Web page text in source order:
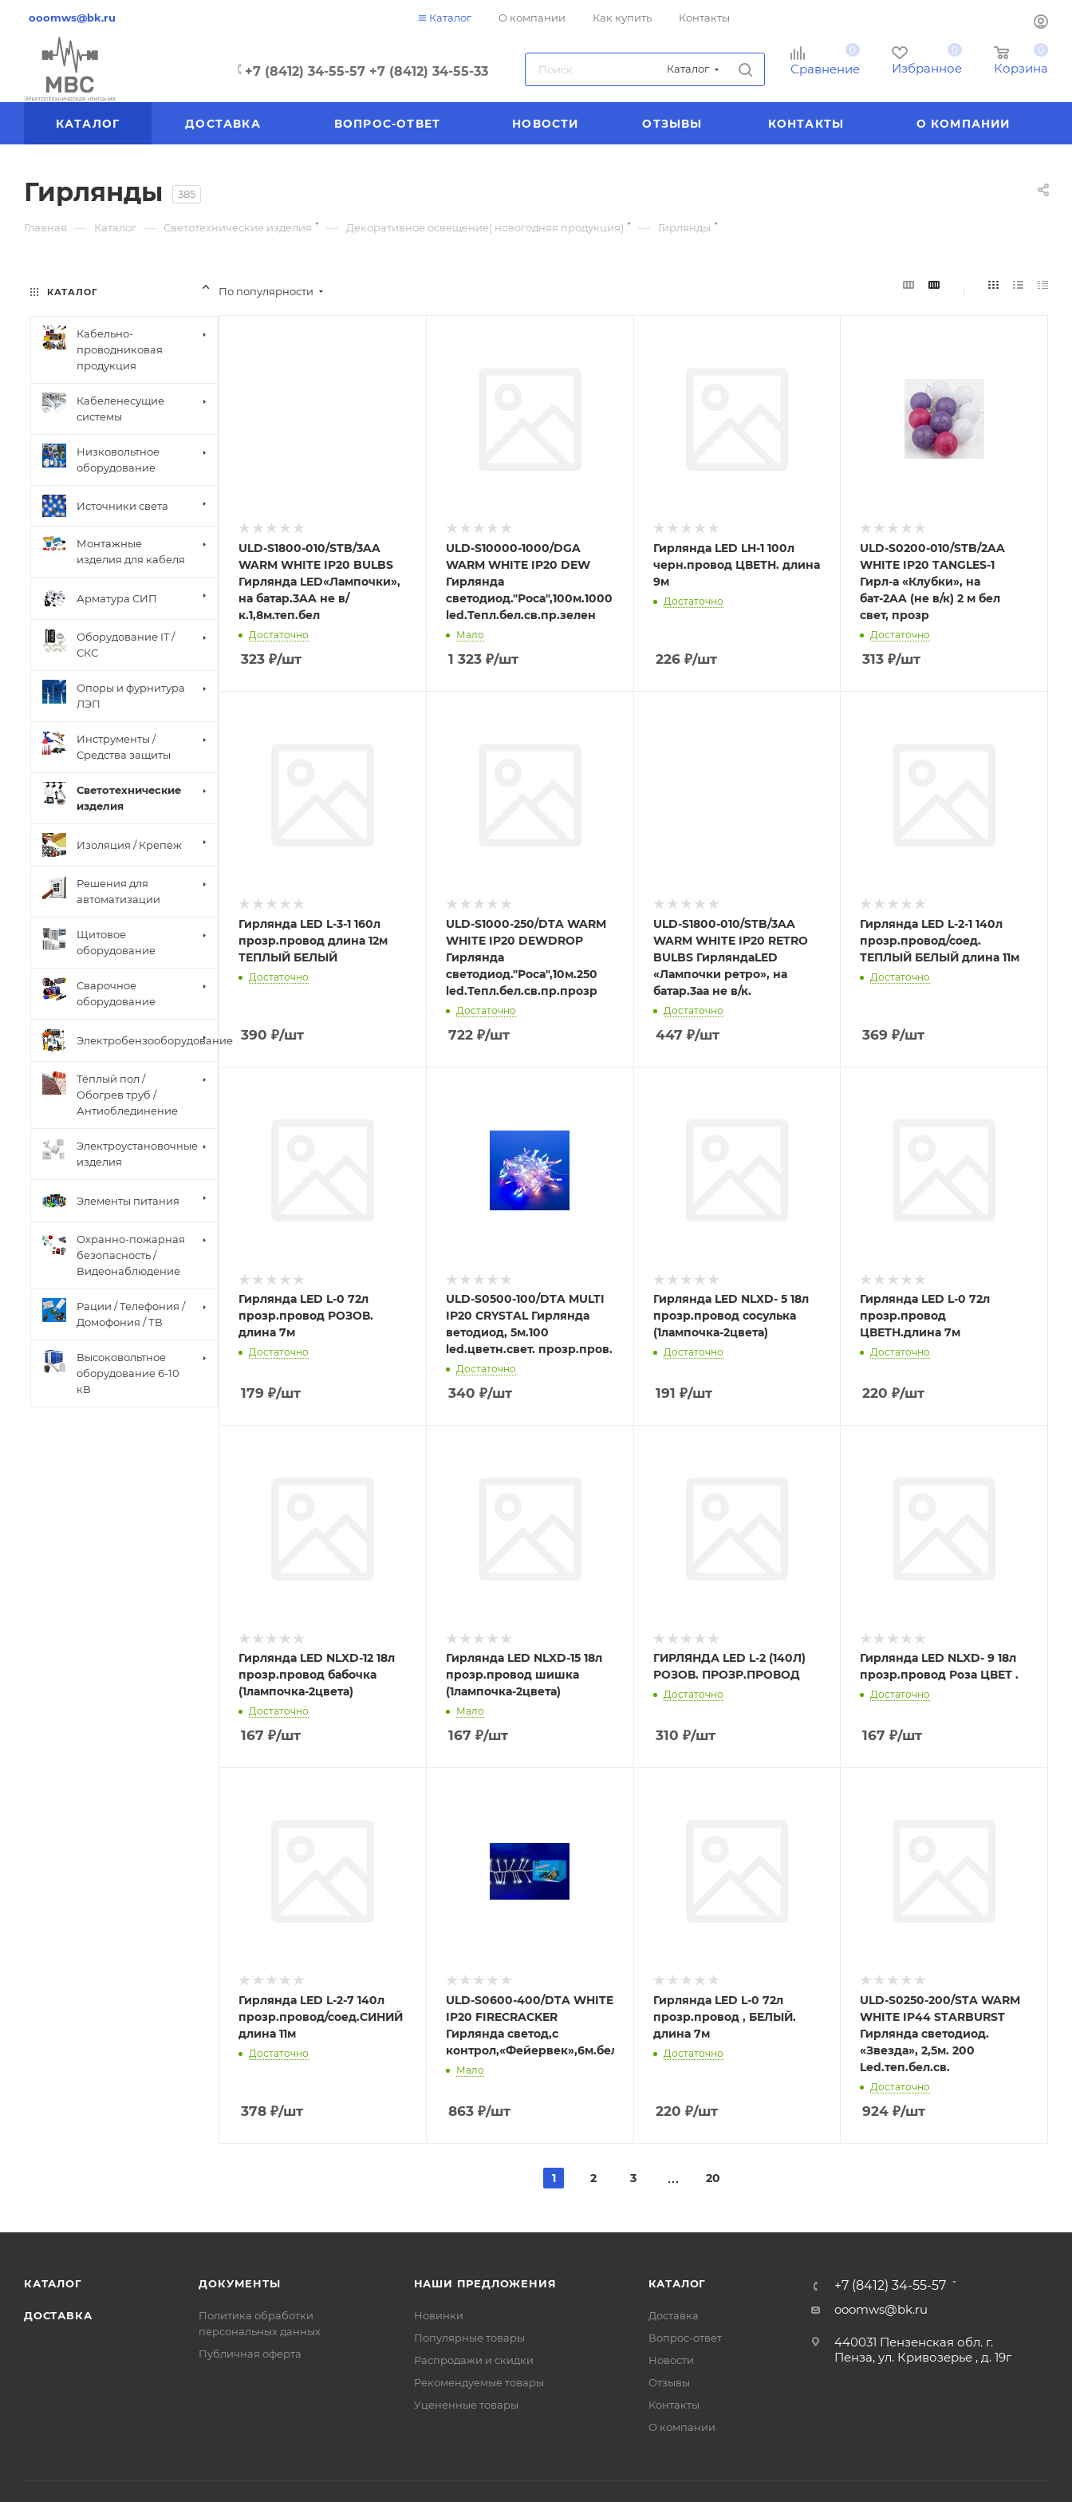
ooomws@bk.ru Каталог О компании Как купить Контакты
+7 (8412) 34-55-57 +7 (8412) 34-55-33 Каталог
0
Сравнение
0
Избранное
0
Корзина
КАТАЛОГ ДОСТАВКА ВОПРОС-ОТВЕТ НОВОСТИ ОТЗЫВЫ КОНТАКТЫ О КОМПАНИИ
Гирлянды 385
Главная — Каталог — Светотехнические изделия — Декоративное освещение( новогодняя продукция) — Гирлянды
По популярности
ULD-S1800-010/STB/3AA
WARM WHITE IP20 BULBS
Гирлянда LED«Лампочки»,
на батар.3AA не в/
к.1,8м.теп.бел
Достаточно
323 ₽/шт
ULD-S10000-1000/DGA
WARM WHITE IP20 DEW
Гирлянда
светодиод."Роса",100м.1000
led.Тепл.бел.св.пр.зелен
Мало
1 323₽/шт
Гирлянда LED LH-1 100л
черн.провод ЦВЕТН. длина
9м
Достаточно
226₽/шт
ULD-S0200-010/STB/2AA
WHITE IP20 TANGLES-1
Гирл-а «Клубки», на
бат-2AA (не в/к) 2 м бел
свет, прозр
Достаточно
313 ₽/шт
Гирлянда LED L-3-1 160л
прозр.провод длина 12м
ТЕПЛЫЙ БЕЛЫЙ
Достаточно
390 ₽/шт
ULD-S1000-250/DTA WARM
WHITE IP20 DEWDROP
Гирлянда
светодиод."Роса",10м.250
led.Тепл.бел.св.пр.прозр
Достаточно
722₽/шт
ULD-S1800-010/STB/3AA
WARM WHITE IP20 RETRO
BULBS ГирляндаLED
«Лампочки ретро», на
батар.3аа не в/к.
Достаточно
447 ₽/шт
Гирлянда LED L-2-1 140л
прозр.провод/соед.
ТЕПЛЫЙ БЕЛЫЙ длина 11м
Достаточно
369 ₽/шт
Гирлянда LED L-0 72л
прозр.провод РОЗОВ.
длина 7м
Достаточно
179 ₽/шт
ULD-S0500-100/DTA MULTI
IP20 CRYSTAL Гирлянда
ветодиод, 5м.100
led.цветн.свет. прозр.пров.
Достаточно
340 ₽/шт
Гирлянда LED NLXD- 5 18л
прозр.провод сосулька
(1лампочка-2цвета)
Достаточно
191 ₽/шт
Гирлянда LED L-0 72л
прозр.провод
ЦВЕТН.длина 7м
Достаточно
220 ₽/шт
Гирлянда LED NLXD-12 18л
прозр.провод бабочка
(1лампочка-2цвета)
Достаточно
167 ₽/шт
Гирлянда LED NLXD-15 18л
прозр.провод шишка
(1лампочка-2цвета)
Мало
167 ₽/шт
ГИРЛЯНДА LED L-2 (140Л)
РОЗОВ. ПРОЗР.ПРОВОД
Достаточно
310 ₽/шт
Гирлянда LED NLXD- 9 18л
прозр.провод Роза ЦВЕТ .
Достаточно
167 ₽/шт
Гирлянда LED L-2-7 140л
прозр.провод/соед.СИНИЙ
длина 11м
Достаточно
378 ₽/шт
ULD-S0600-400/DTA WHITE
IP20 FIRECRACKER
Гирлянда светод,с
контрол,«Фейервек»,6м.бел..проз.пров.
Мало
863₽/шт
Гирлянда LED L-0 72л
прозр.провод , БЕЛЫЙ.
длина 7м
Достаточно
220 ₽/шт
ULD-S0250-200/STA WARM
WHITE IP44 STARBURST
Гирлянда светодиод.
«Звезда», 2,5м. 200
Led.теп.бел.св.
Достаточно
924 ₽/шт
1 2 3 20
КАТАЛОГ
Кабельно-
проводниковая
продукция
Кабеленесущие
системы
Низковольтное
оборудование
Источники света
Монтажные
изделия для кабеля
Арматура СИП
Оборудование IT /
СКС
Опоры и фурнитура
ЛЭП
Инструменты /
Средства защиты
Светотехнические
изделия
Изоляция / Крепеж
Решения для
автоматизации
Щитовое
оборудование
Сварочное
оборудование
Электробензооборудование
Тёплый пол /
Обогрев труб /
Антиоблединение
Электроустановочные
изделия
Элементы питания
Охранно-пожарная
безопасность /
Видеонаблюдение
Рации / Телефония /
Домофония / ТВ
Высоковольтное
оборудование 6-10
кВ
КАТАЛОГ
ДОСТАВКА
ДОКУМЕНТЫ
Политика обработки
персональных данных
Публичная оферта
НАШИ ПРЕДЛОЖЕНИЯ
Новинки
Популярные товары
Распродажи и скидки
Рекомендуемые товары
Уцененные товары
КАТАЛОГ
Доставка
Вопрос-ответ
Новости
Отзывы
Контакты
О компании
+7 (8412) 34-55-57
ooomws@bk.ru
440031 Пензенская обл. г.
Пенза, ул. Кривозерье , д. 19г